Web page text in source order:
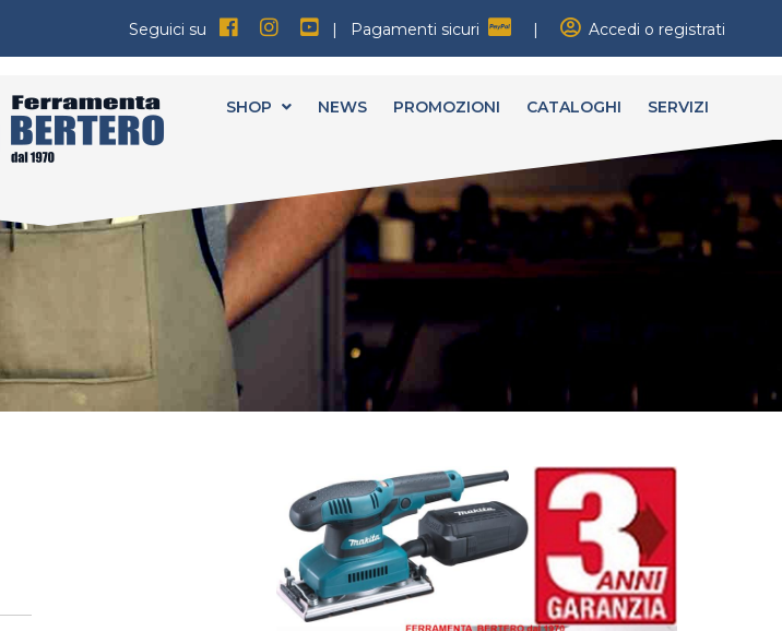
Seguici su | Pagamenti sicuri | Accedi o registrati
SHOP NEWS PROMOZIONI CATALOGHI SERVIZI